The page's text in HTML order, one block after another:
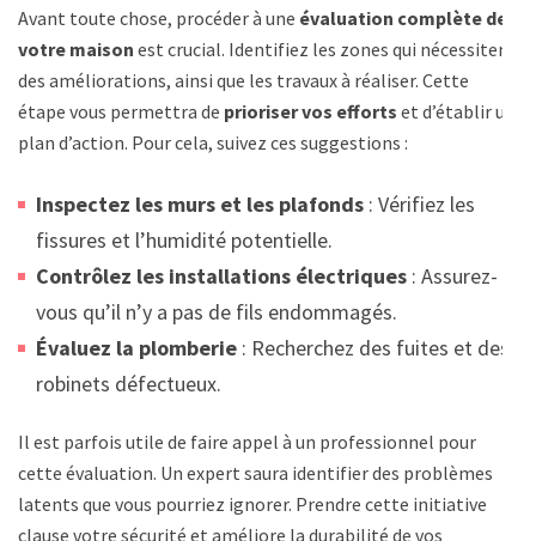
Avant toute chose, procéder à une évaluation complète de
votre maison est crucial. Identifiez les zones qui nécessitent
des améliorations, ainsi que les travaux à réaliser. Cette
étape vous permettra de prioriser vos efforts et d’établir un
plan d’action. Pour cela, suivez ces suggestions :
Inspectez les murs et les plafonds : Vérifiez les
fissures et l’humidité potentielle.
Contrôlez les installations électriques : Assurez-
vous qu’il n’y a pas de fils endommagés.
Évaluez la plomberie : Recherchez des fuites et des
robinets défectueux.
Il est parfois utile de faire appel à un professionnel pour
cette évaluation. Un expert saura identifier des problèmes
latents que vous pourriez ignorer. Prendre cette initiative
clause votre sécurité et améliore la durabilité de vos